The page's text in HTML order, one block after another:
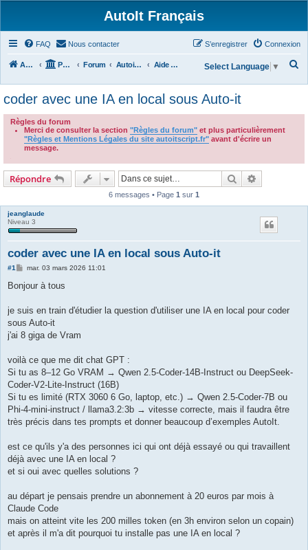
AutoIt Français
FAQ Nous contacter Connexion
S’enregistrer
Accueil Portail Forum Autoit v3 Aide Générale
h
c
Select Language ▼
coder avec une IA en local sous Auto-it
Règles du forum
Merci de consulter la section "Règles du forum" et plus particulièrement
"Règles et Mentions Légales du site autoitscript.fr" avant d'écrire un
message.
Répondre Rechercher
6 messages • Page 1 sur 1
jeanglaude
Niveau 3
coder avec une IA en local sous Auto-it
#1
M
s
s
g
mar. 03 mars 2026 11:01
Bonjour à tous
je suis en train d'étudier la question d'utiliser une IA en local pour coder
sous Auto-it
j'ai 8 giga de Vram
voilà ce que me dit chat GPT :
Si tu as 8–12 Go VRAM → Qwen 2.5-Coder-14B-Instruct ou DeepSeek-
Coder-V2-Lite-Instruct (16B)
Si tu es limité (RTX 3060 6 Go, laptop, etc.) → Qwen 2.5-Coder-7B ou
Phi-4-mini-instruct / llama3.2:3b → vitesse correcte, mais il faudra être
très précis dans tes prompts et donner beaucoup d’exemples AutoIt.
est ce qu'ils y'a des personnes ici qui ont déjà essayé ou qui travaillent
déjà avec une IA en local ?
et si oui avec quelles solutions ?
au départ je pensais prendre un abonnement à 20 euros par mois à
Claude Code
mais on atteint vite les 200 milles token (en 3h environ selon un copain)
et après il m'a dit pourquoi tu installe pas une IA en local ?